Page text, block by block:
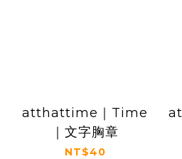
atthattime｜Time
｜文字胸章
NT$40